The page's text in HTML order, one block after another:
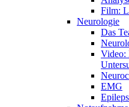
Film:
Neurologie
Das
Video:
EMG